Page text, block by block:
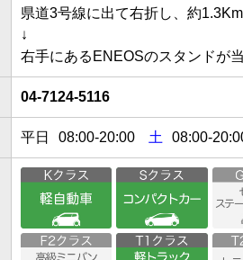
県道3号線に出て右折し、約
↓
04-7124-5116
平日 08:00-20:00 土 08:00-